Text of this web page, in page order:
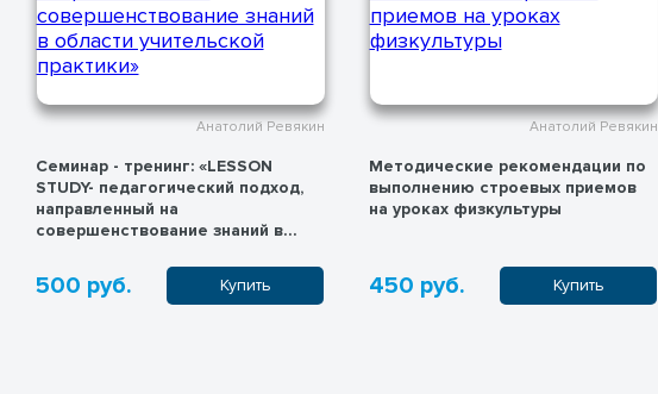
Анатолий Ревякин
Семинар - тренинг: «LESSON
STUDY- педагогический подход,
направленный на
совершенствование знаний в
500 руб. Купить
Анатолий Ревякин
Методические рекомендации по
выполнению строевых приемов
на уроках физкультуры
450 руб. Купить